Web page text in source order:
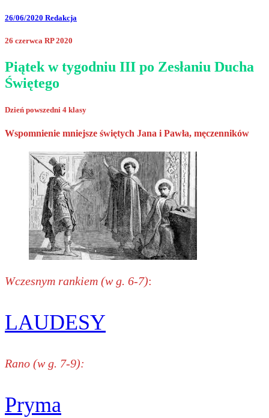
26/06/2020 Redakcja
26 czerwca RP 2020
Piątek w tygodniu III po Zesłaniu Ducha
Świętego
Dzień powszedni 4 klasy
Wspomnienie mniejsze świętych Jana i Pawła, męczenników
Wczesnym rankiem (w g. 6-7):
LAUDESY
Rano (w g. 7-9):
Pryma